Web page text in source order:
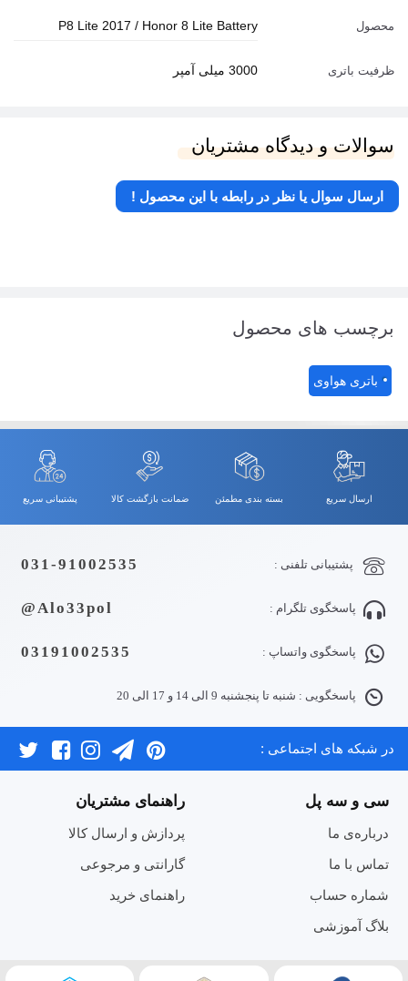
محصول P8 Lite 2017 / Honor 8 Lite Battery
ظرفیت باتری 3000 میلی آمپر
سوالات و دیدگاه مشتریان
ارسال سوال یا نظر در رابطه با این محصول !
برچسب های محصول
باتری هواوی
ارسال سریع بسته بندی مطمئن ضمانت بازگشت کالا پشتیبانی سریع
پشتیبانی تلفنی : 031-91002535
پاسخگوی تلگرام : Alo33pol@
پاسخگوی واتساپ : 03191002535
پاسخگویی : شنبه تا پنجشنبه 9 الی 14 و 17 الی 20
در شبکه های اجتماعی :
سی و سه پل
درباره‌ی ما
تماس با ما
شماره حساب
بلاگ آموزشی
راهنمای مشتریان
پردازش و ارسال کالا
گارانتی و مرجوعی
راهنمای خرید